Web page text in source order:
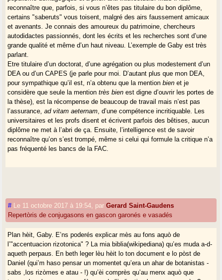
reconnaître que, parfois, si vous n’êtes pas titulaire du bon diplôme,
certains "saberuts" vous toisent, malgré des airs faussement amicaux
et avenants. Je connais des amoureux du patrimoine, chercheurs
autodidactes passionnés, dont les écrits et les recherches sont d’une
grande qualité et même d’un haut niveau. L’exemple de Gaby est très
parlant.
Etre titulaire d’un doctorat, d’une agrégation ou plus modestement d’un
DEA ou d’un CAPES (je parle pour moi. D’autant plus que mon DEA,
pour sympathique qu’il est, n’a obtenu que la mentionbien et je
considère que seule la mentiontrès bien est digne d’ouvrir les portes de
la thèse), est la récompense de beaucoup de travail mais n’est pas
l’assurance,advitam aeternam , d’une compétence incritiquable. Les
universitaires et les profs disent et écrivent parfois des bêtises, aucun
diplôme ne met à l’abri de ça. Ensuite, l’intelligence est de savoir
reconnaître qu’on s’est trompé, même si celui qui formule la critique n’a
pas fréquenté les bancs de la FAC.
# Le 11 octobre 2017 à 19:54 parGerard Saint-Gaudens
Repertòris de conjugasons en gascon garonés e vasadés
Plan hèit, Gaby. E’ns poderés explicar mès au fons aquò de
l’"accentuacion rizotonica" ? La mia biblia(wikipediana) qu’es muda a-d-
aqueth perpaus. En beth leger lèu hèit lo ton document e lo pòst de
Daniel (qui’m haso pensar un momentet qu’era un ahar de botanistas -
sabs ,los rizòmes e atau - !) qu’èi comprès qu’au menx aquò que